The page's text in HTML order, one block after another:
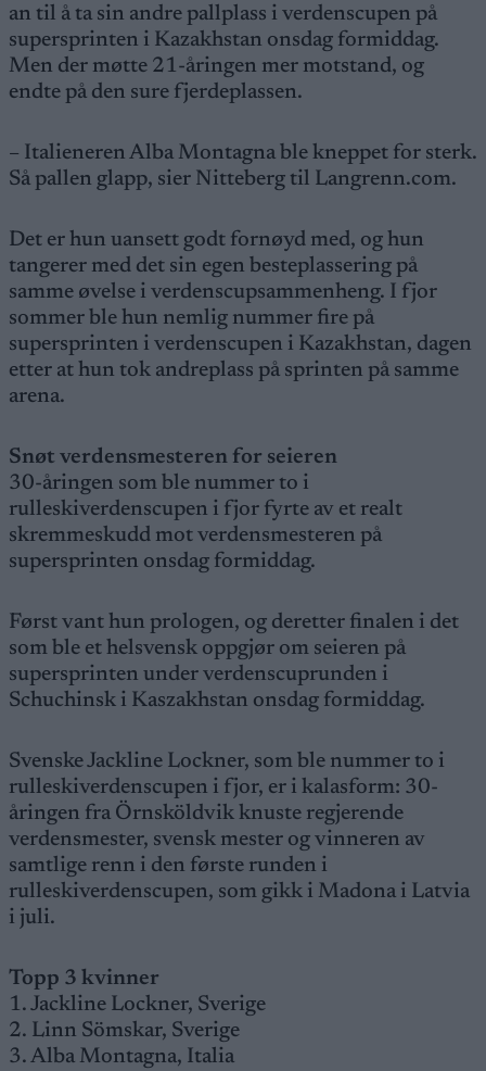
an til å ta sin andre pallplass i verdenscupen på
supersprinten i Kazakhstan onsdag formiddag.
Men der møtte 21-åringen mer motstand, og
endte på den sure fjerdeplassen.
– Italieneren Alba Montagna ble kneppet for sterk.
Så pallen glapp, sier Nitteberg til Langrenn.com.
Det er hun uansett godt fornøyd med, og hun
tangerer med det sin egen besteplassering på
samme øvelse i verdenscupsammenheng. I fjor
sommer ble hun nemlig nummer fire på
supersprinten i verdenscupen i Kazakhstan, dagen
etter at hun tok andreplass på sprinten på samme
arena.
Snøt verdensmesteren for seieren
30-åringen som ble nummer to i
rulleskiverdenscupen i fjor fyrte av et realt
skremmeskudd mot verdensmesteren på
supersprinten onsdag formiddag.
Først vant hun prologen, og deretter finalen i det
som ble et helsvensk oppgjør om seieren på
supersprinten under verdenscuprunden i
Schuchinsk i Kaszakhstan onsdag formiddag.
Svenske Jackline Lockner, som ble nummer to i
rulleskiverdenscupen i fjor, er i kalasform: 30-
åringen fra Örnsköldvik knuste regjerende
verdensmester, svensk mester og vinneren av
samtlige renn i den første runden i
rulleskiverdenscupen, som gikk i Madona i Latvia
i juli.
Topp 3 kvinner
1. Jackline Lockner, Sverige
2. Linn Sömskar, Sverige
3. Alba Montagna, Italia